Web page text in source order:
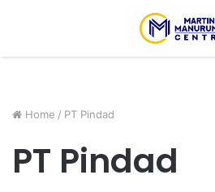
Home / PT Pindad
PT Pindad